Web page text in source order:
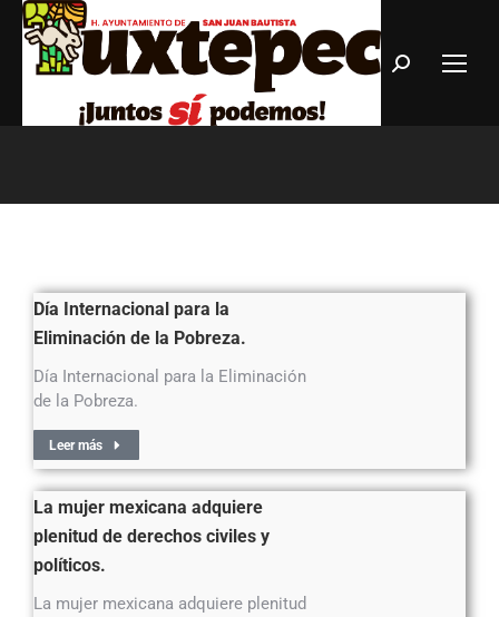
Día Internacional para la
Eliminación de la Pobreza.
Día Internacional para la Eliminación
de la Pobreza.
Leer más
La mujer mexicana adquiere
plenitud de derechos civiles y
políticos.
La mujer mexicana adquiere plenitud